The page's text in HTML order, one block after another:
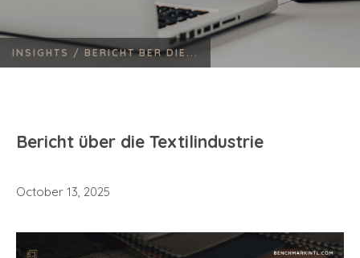
INSIGHTS / BERICHT BER DIE...
Bericht über die Textilindustrie
October 13, 2025